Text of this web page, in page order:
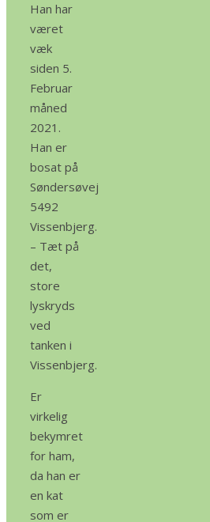
Han har
været
væk
siden 5.
Februar
måned
2021.
Han er
bosat på
Søndersøvej
5492
Vissenbjerg.
– Tæt på
det,
store
lyskryds
ved
tanken i
Vissenbjerg.
Er
virkelig
bekymret
for ham,
da han er
en kat
som er